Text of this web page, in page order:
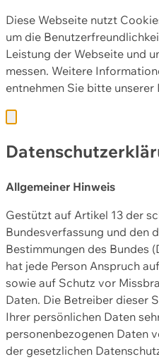
Diese Webseite nutzt
um die
Leistung der Webseite und
messen. Weitere
entnehmen Sie bitte unserer
Allgemeiner Hinweis
Gestützt auf Artikel 13 der
Bundesverfassung und den
Bestimmungen des Bundes
hat jede Person Anspruch
sowie auf Schutz vor
Daten. Die Betreiber dieser
Ihrer persönlichen Daten
personenbezogenen Daten
der gesetzlichen